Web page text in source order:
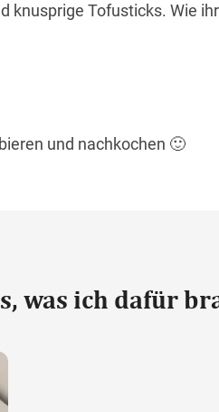
knusprige Tofusticks. Wie
und nachkochen 🙂
was ich dafür